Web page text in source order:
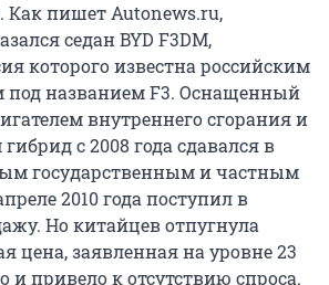
Как пишет Autonews.ru,
седан BYD F3DM,
которого известна российским
под названием F3. Оснащенный
внутреннего сгорания и
с 2008 года сдавался в
государственным и частным
2010 года поступил в
Но китайцев отпугнула
цена, заявленная на уровне 23
и привело к отсутствию спроса.